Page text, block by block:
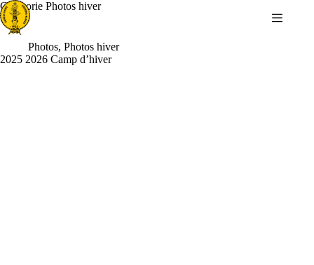
Passer
au
contenu
Catégorie Photos hiver
Photos, Photos hiver
2025 2026 Camp d’hiver